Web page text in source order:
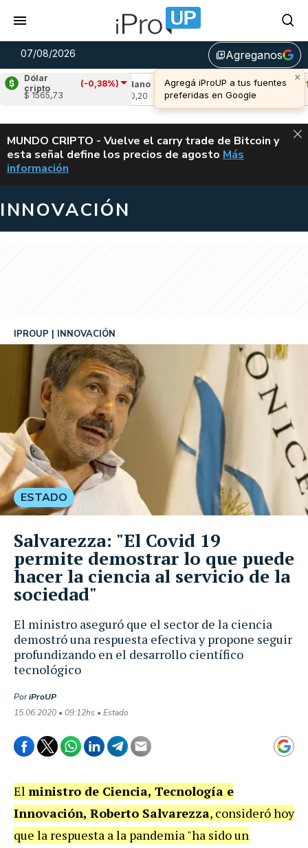
07/08/2026 library_addAgreganos
Dólar
cripto
(-0,38%)
$ 1565,73
Cardano
(4,77%)
Avalanche (1,32%)
u$s 6,49
ALERTA
MUNDO CRIPTO - Vuelve el carry trade de Bitcoin y
esta señal define los precios de agosto VUELVE EL
Más
información
INNOVACIÓN
El ministro aseguró que el sector de la ciencia
demostró una respuesta efectiva y propone seguir
profundizando en el desarrollo científico
tecnológico
IPROUP INNOVACIÓN
PoriProUP
15.06.2020 • 09:12hs • Estado
ESTADO
Salvarezza: "El Covid 19
permite demostrar lo que puede
hacer la ciencia al servicio de la
sociedad"
El ministro de Ciencia, Tecnología e
Innovación, Roberto Salvarezza, consideró hoy
que la respuesta a la pandemia "ha sido un